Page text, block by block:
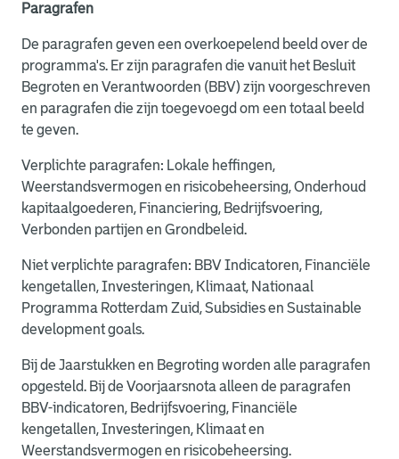
Paragrafen
De paragrafen geven een overkoepelend beeld over de
programma's. Er zijn paragrafen die vanuit het Besluit
Begroten en Verantwoorden (BBV) zijn voorgeschreven
en paragrafen die zijn toegevoegd om een totaal beeld
te geven.
Verplichte paragrafen: Lokale heffingen,
Weerstandsvermogen en risicobeheersing, Onderhoud
kapitaalgoederen, Financiering, Bedrijfsvoering,
Verbonden partijen en Grondbeleid.
Niet verplichte paragrafen: BBV Indicatoren, Financiële
kengetallen, Investeringen, Klimaat, Nationaal
Programma Rotterdam Zuid, Subsidies en Sustainable
development goals.
Bij de Jaarstukken en Begroting worden alle paragrafen
opgesteld. Bij de Voorjaarsnota alleen de paragrafen
BBV-indicatoren, Bedrijfsvoering, Financiële
kengetallen, Investeringen, Klimaat en
Weerstandsvermogen en risicobeheersing.